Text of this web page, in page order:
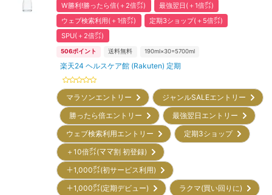
W勝利!勝ったら倍(＋2倍㌽)
最強翌日(＋1倍㌽)
ウェブ検索利用(＋1倍㌽)
定期3ショップ(＋5倍㌽)
SPU(＋2倍㌽)
506ポイント 送料無料 190ml×30=5700ml
楽天24 ヘルスケア館 (Rakuten) 定期
マラソンエントリー
ジャンルSALEエントリー
勝ったら倍エントリー
最強翌日エントリー
ウェブ検索利用エントリー
定期3ショップ
＋10倍㌽(ママ割 初登録)
＋1,000㌽(初サービス利用)
＋1,000㌽(定期デビュー)
ラクマ(買い回りに)